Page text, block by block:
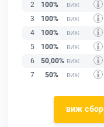
2
100%
3
100%
4
100%
5
100%
6
50,00%
7
50%
виж